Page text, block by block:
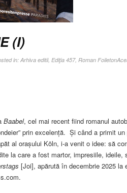
(I)
in:Arhiva editii,Ediţia 457,Roman Foileton
Baabel, cel mai recent fiind romanul
prin excelență. Și când a primit
al orașului Köln, i-a venit o idee: să
la care a fost martor, impresiile,
[Joi], apărută în decembrie 2025 la